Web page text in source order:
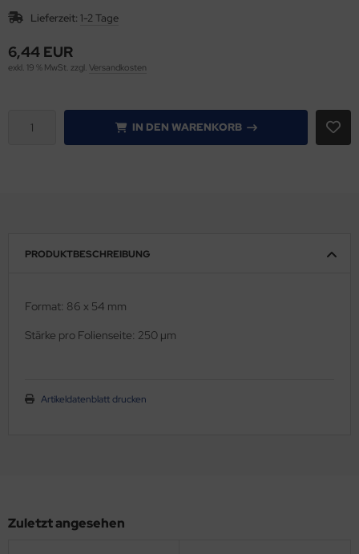
Lieferzeit: 1-2 Tage
6,44 EUR
exkl. 19 % MwSt. zzgl. Versandkosten
IN DEN WARENKORB
PRODUKTBESCHREIBUNG
Format: 86 x 54 mm
Stärke pro Folienseite: 250 µm
Artikeldatenblatt drucken
Zuletzt angesehen
& Falzen
IDEAL
u. Bindemaschinen
IDEAL